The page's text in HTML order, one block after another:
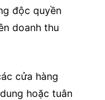
độc quyền
doanh thu
cửa hàng
hoặc tuân